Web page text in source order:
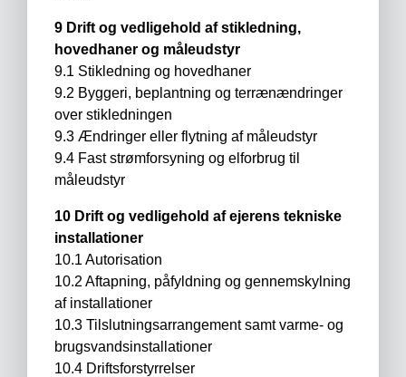
9 Drift og vedligehold af stikledning,
hovedhaner og måleudstyr
9.1 Stikledning og hovedhaner
9.2 Byggeri, beplantning og terrænændringer
over stikledningen
9.3 Ændringer eller flytning af måleudstyr
9.4 Fast strømforsyning og elforbrug til
måleudstyr
10 Drift og vedligehold af ejerens tekniske
installationer
10.1 Autorisation
10.2 Aftapning, påfyldning og gennemskylning
af installationer
10.3 Tilslutningsarrangement samt varme- og
brugsvandsinstallationer
10.4 Driftsforstyrrelser